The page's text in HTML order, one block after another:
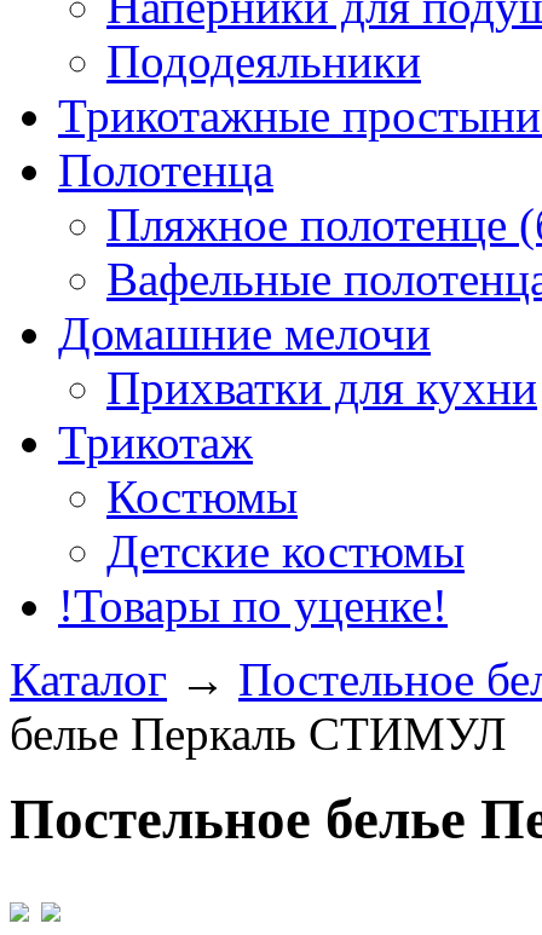
Пододеяльники
Трикотажные
Полотенца
Пляжное полотенце
Вафельные
Домашние мелочи
Прихватки для кухни
Трикотаж
Костюмы
Детские костюмы
!Товары по уценке!
Каталог → Постельное
белье Перкаль СТИМУЛ
Постельное белье